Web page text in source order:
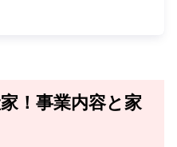
！事業内容と家